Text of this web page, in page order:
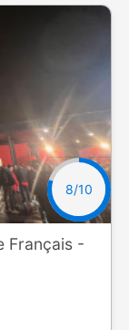
8/10
Français -